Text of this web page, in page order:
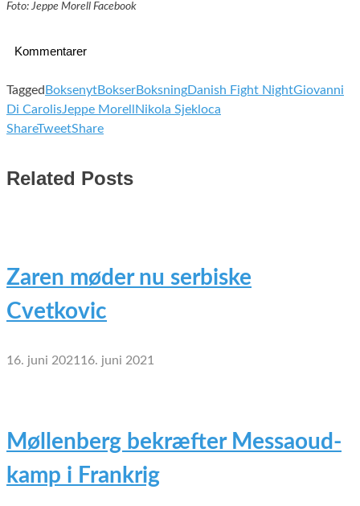
Foto: Jeppe Morell Facebook
Kommentarer
Tagged BoksenytBokserBoksningDanish Fight NightGiovanni
Di CarolisJeppe Morell
Nikola Sjekloca
ShareTweetShare
Related Posts
Zaren møder nu serbiske
Cvetkovic
16. juni 2021 16. juni 2021
Møllenberg bekræfter Messaoud-
kamp i Frankrig